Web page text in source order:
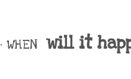
• WHEN will it